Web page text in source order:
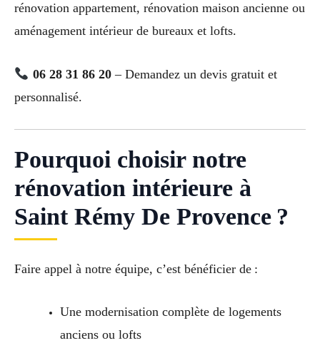
rénovation appartement, rénovation maison ancienne ou
aménagement intérieur de bureaux et lofts.
06 28 31 86 20– Demandez un devis gratuit et
personnalisé.
Pourquoi choisir notre
rénovation intérieure à
Saint Rémy De Provence ?
Faire appel à notre équipe, c’est bénéficier de :
Une modernisation complète de logements
anciens ou lofts